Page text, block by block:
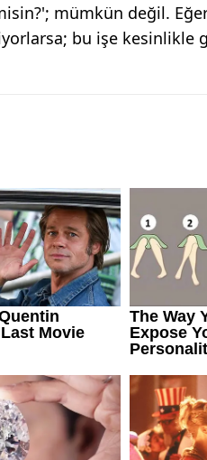
mümkün değil.
bu işe kesinlikle